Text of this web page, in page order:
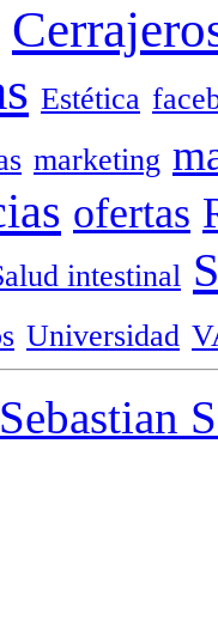
Estética
marketing
ofertas
intestinal
Universidad
Sebastian